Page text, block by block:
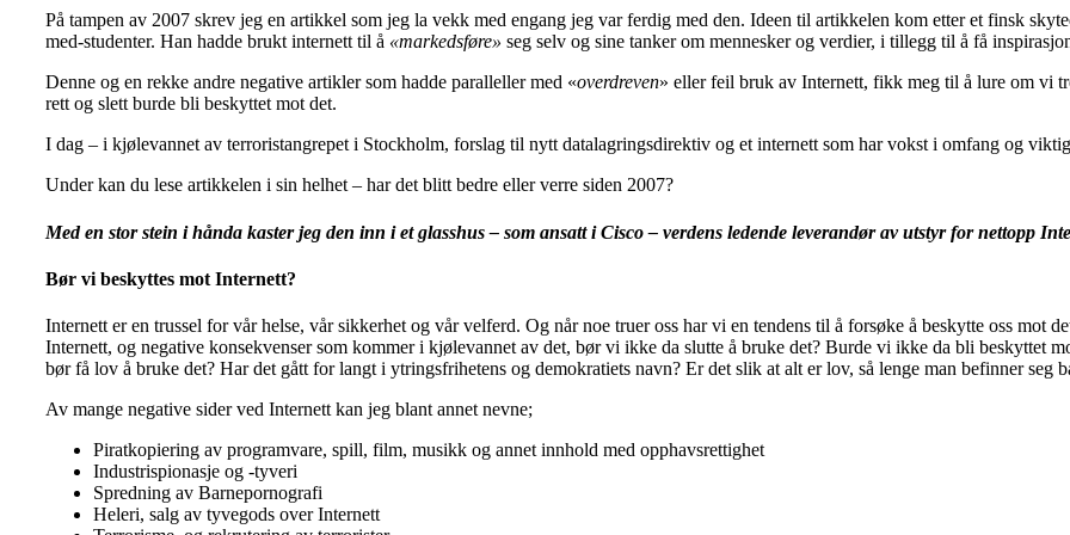
På tampen av 2007 skrev jeg en artikkel som jeg la vekk med engang jeg var ferdig med den. Ideen til artikkelen kom etter et finsk
med-studenter. Han hadde brukt internett til å «markedsføre» seg selv og sine tanker om mennesker og verdier, i tillegg til å få
Denne og en rekke andre negative artikler som hadde paralleller med «overdreven» eller feil bruk av Internett, fikk meg til å lure om vi
rett og slett burde bli beskyttet mot det.
I dag – i kjølevannet av terroristangrepet i Stockholm, forslag til nytt datalagringsdirektiv og et internett som har vokst i omfang og
Under kan du lese artikkelen i sin helhet – har det blitt bedre eller verre siden 2007?
Med en stor stein i hånda kaster jeg den inn i et glasshus – som ansatt i Cisco – verdens ledende leverandør av utstyr for nettopp
Bør vi beskyttes mot Internett?
Internett er en trussel for vår helse, vår sikkerhet og vår velferd. Og når noe truer oss har vi en tendens til å forsøke å beskytte oss mot
Internett, og negative konsekvenser som kommer i kjølevannet av det, bør vi ikke da slutte å bruke det? Burde vi ikke da bli beskyttet
bør få lov å bruke det? Har det gått for langt i ytringsfrihetens og demokratiets navn? Er det slik at alt er lov, så lenge man befinner seg
Av mange negative sider ved Internett kan jeg blant annet nevne;
Piratkopiering av programvare, spill, film, musikk og annet innhold med opphavsrettighet
Industrispionasje og -tyveri
Spredning av Barnepornografi
Heleri, salg av tyvegods over Internett